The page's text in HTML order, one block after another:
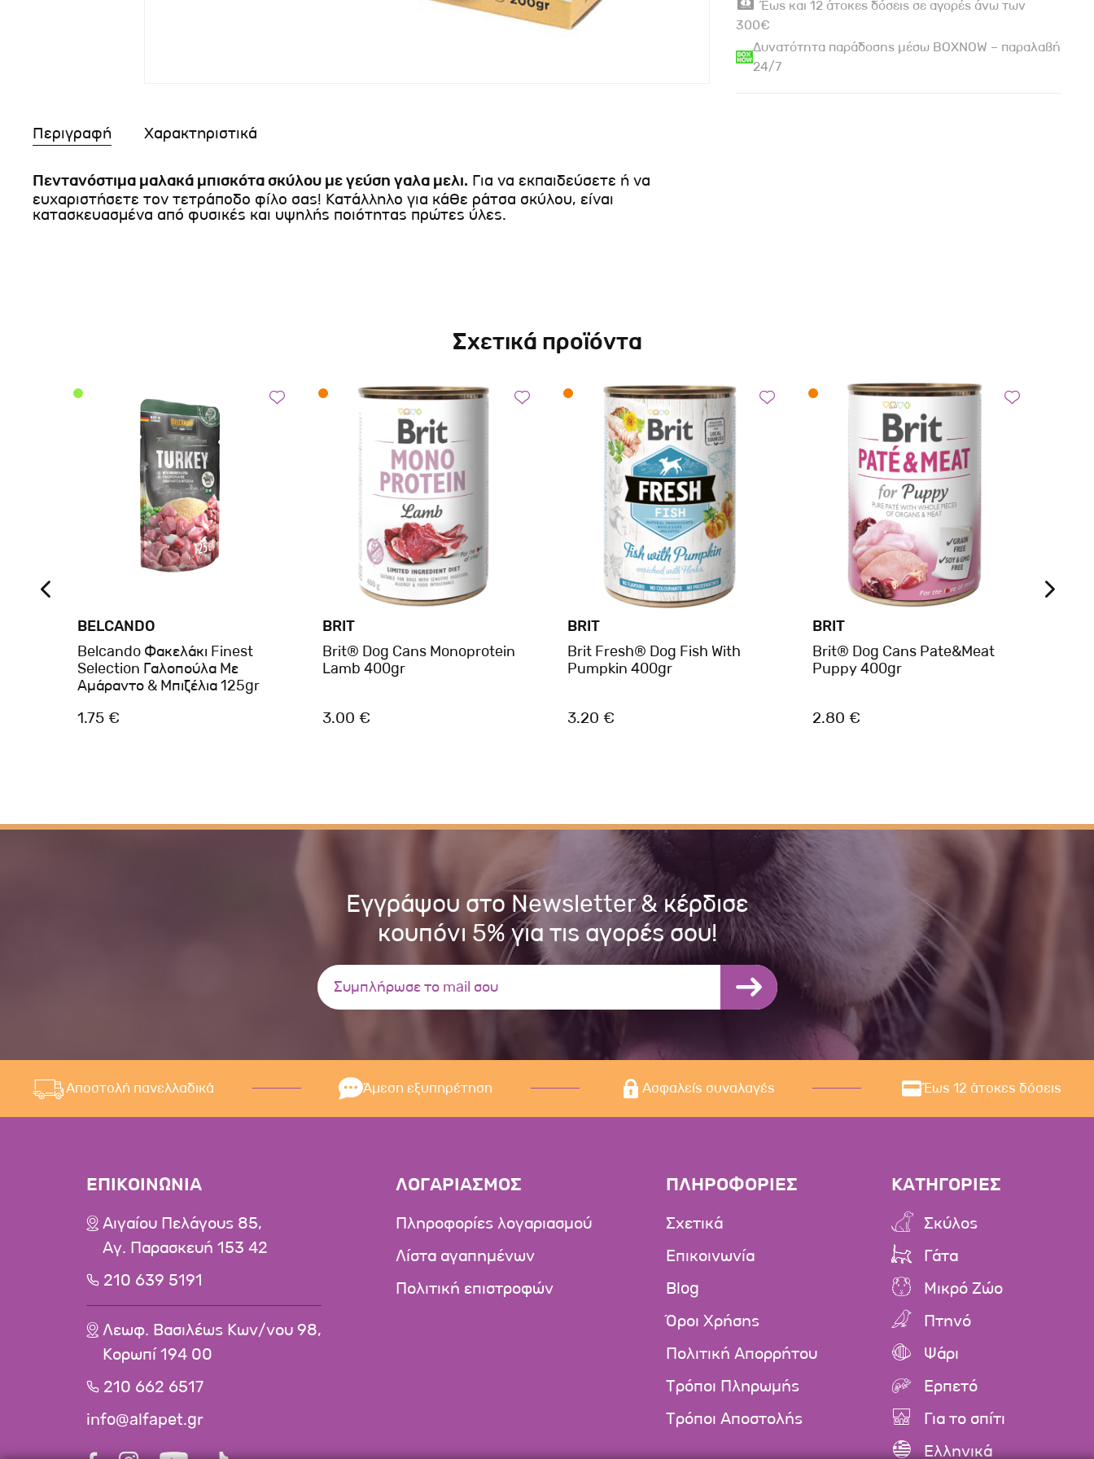
Έως και 12 άτοκες δόσεις σε αγορές άνω των
300€
Δυνατότητα παράδοσης μέσω BOXNOW – παραλαβή
24/7
Περιγραφή Χαρακτηριστικά
Πεντανόστιμα μαλακά μπισκότα σκύλου με γεύση γαλα μελι. Για να εκπαιδεύσετε ή να
ευχαριστήσετε τον τετράποδο φίλο σας! Κατάλληλο για κάθε ράτσα σκύλου, είναι
κατασκευασμένα από φυσικές και υψηλής ποιότητας πρώτες ύλες.
Σχετικά προϊόντα
BELCANDO
Belcando Φακελάκι Finest
Selection Γαλοπούλα Με
Αμάραντο & Μπιζέλια 125gr
1.75 €
BRIT
Brit® Dog Cans Monoprotein
Lamb 400gr
3.00 €
BRIT
Brit Fresh® Dog Fish With
Pumpkin 400gr
3.20 €
BRIT
Brit® Dog Cans Pate&Meat
Puppy 400gr
2.80 €
Εγγράψου στο Newsletter & κέρδισε
κουπόνι 5% για τις αγορές σου!
Αποστολή πανελλαδικά Άμεση εξυπηρέτηση Ασφαλείς συναλαγές Έως 12 άτοκες δόσεις
ΕΠΙΚΟΙΝΩΝΙΑ
Αιγαίου Πελάγους 85,
Αγ. Παρασκευή 153 42
210 639 5191
Λεωφ. Βασιλέως Κων/νου 98,
Κορωπί 194 00
210 662 6517
info@alfapet.gr
ΛΟΓΑΡΙΑΣΜΟΣ
Πληροφορίες λογαριασμού
Λίστα αγαπημένων
Πολιτική επιστροφών
ΠΛΗΡΟΦΟΡΙΕΣ
Σχετικά
Επικοινωνία
Blog
Όροι Χρήσης
Πολιτική Απορρήτου
Τρόποι Πληρωμής
Τρόποι Αποστολής
ΚΑΤΗΓΟΡΙΕΣ
Σκύλος
Γάτα
Μικρό Ζώο
Πτηνό
Ψάρι
Ερπετό
Για το σπίτι
Ελληνικά